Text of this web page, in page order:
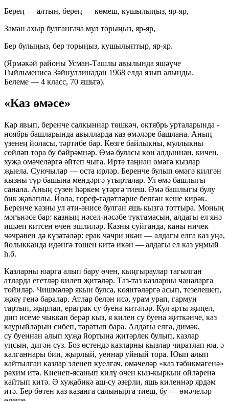
Берең — алтын, берең — көмеш, кушылыңыз, яр-яр,
Заман ахыр булгангача мул торыңыз, яр-яр,
Бер булыңыз, бер торыңыз, кушылыптыр, яр-яр.
(Ярмәкәй районы Усман-Ташлы авылында яшәүче
Гыйльмениса Зәйнуллинадан 1968 елда язып алынды.
Белеме — 4 класс, 70 яшьтә).
«Каз өмәсе»
Кар явып, беренче салкыннар төшкәч, октябрь урталарында -
ноябрь башларында авылларда каз өмәләре башлана. Аның
үзенең йоласы, тәртибе бар. Көзге байлыкны, муллыкны
сөйләп тора бу бәйрәмнәр. Өмә буласы көн алдыннан, кичен,
хуҗа өмәчеләргә әйтеп чыга. Иртә таңнан өмәгә кызлар
җыела. Суючылар — оста ирләр. Беренче булып өмәгә килгән
кызны түр башына мендәргә утырталар. Ул өмә башлыгы
санала. Аның сүзен һәркем үтәргә тиеш. Өмә башлыгы булу
бик җаваплы. Йола, гореф-гадәтләрне белгән кеше кирәк.
Беренче казны ул әти-әнисе булган яшь кызга тоттыра. Моның
мәгънәсе бар: казның нәсел-нәсәбе туктамасын, алдагы ел янә
ишәеп китсен өчен эшлиләр. Казны суйганда, каны ничек
чәчрәвен дә күзәтәләр: ерак чәчри икән — алдагы елга каз уңа,
йолыкканда идәнгә төшен китә икән — алдагы ел каз уңмый
һ.б.
Казларны юарга алып бару өчен, кыңгыраулар тагылган
атларда егетләр килеп җитәләр. Таз-таз казларны чаналарга
төйиләр. Чишмәләр якын булса, көянтәләргә асып, тезелешеп,
җәяү генә баралар. Атлар белән исә, урам урап, гармун
тартып, җырлап, ераграк су буена китәләр. Кул арты җиңел,
дип исеме чыккан берәр кыз, я килен су буена җиткәнче, каз
каурыйларын сибеп, таратып бара. Алдагы елга, димәк,
су буеннан алып хуҗа йортына җитәрлек булып, казлар
уңсын, дигән сүз. Боз өстендә казларны кызлар чиратлап юа, ә
калганнары бии, җырлый, уеннар уйный тора. Юып алып
кайтылган казлар эленеп куелгач, өмәчеләр «каз тәбикмәгенә»
рәхим итә. Киенеп-ясанып килү өчен кыз-кыркын өйләренә
кайтып китә. Ә хуҗабикә аш-су әзерли, яшь киленнәр ярдәм
итә. Бер бөтен каз казанга салынырга тиеш, бу — өмәчеләр